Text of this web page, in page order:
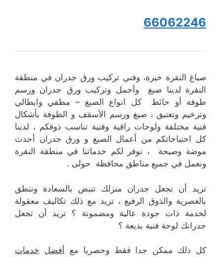
66062246
صباغ النقرة خبرة، وفني تركيب ورق جدران في منطقة
النقرة لدينا صبغ وأجمل وتركيب ورق جدران ورسم
طوفة أو حائط كل انواع الصبغ – مطفي وايطالي
وترخيم وتعتيق ، صبغ ورسم الأسقف و الطوفة بأشكال
فنية مختلفة ولوحات راقية وفنية تناسب ذوقكم ، لدينا
كل احتياجاتكم من أعمال الصبغ و ورق جدران أحدث
موضة وصيحة ، نوفر لكم خدماتنا في منطقة النقرة
ونعمل في جميع مناطق محافظة حولى .
تريد أن تجعل جدران منزلك تنبض بالسعادة وتنطق
بالعصرية والذوق الرفيع ، تريد مع ذلك تكاليف معقولة
لخدمة ذات جودة عالية ومضمونة ؟ تريد أن تجعل
جدرانك لوحة فنية بديعة ؟
كل ذلك ممكن جدا فقط وحصريا مع أفضل خدمات